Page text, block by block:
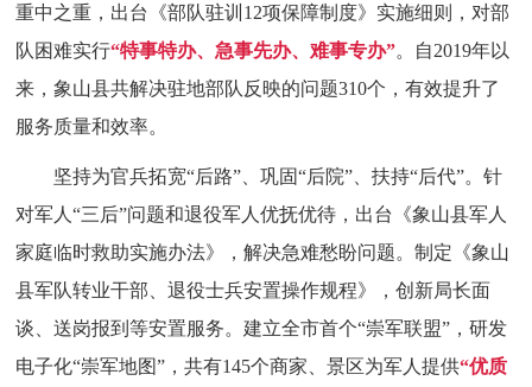
重中之重，出台《部队驻训12项保障制度》实施细则，对部
队困难实行“特事特办、急事先办、难事专办”。自2019年以
来，象山县共解决驻地部队反映的问题310个，有效提升了
服务质量和效率。
坚持为官兵拓宽“后路”、巩固“后院”、扶持“后代”。针
对军人“三后”问题和退役军人优抚优待，出台《象山县军人
家庭临时救助实施办法》，解决急难愁盼问题。制定《象山
县军队转业干部、退役士兵安置操作规程》，创新局长面
谈、送岗报到等安置服务。建立全市首个“崇军联盟”，研发
电子化“崇军地图”，共有145个商家、景区为军人提供“优质